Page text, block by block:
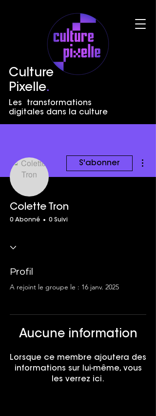
Culture
Pixelle.
Les transformations
digitales dans la culture
S'abonner
Colette Tron
0 Abonné 0 Suivi
Profil
A rejoint le groupe le : 16 janv. 2025
Aucune information
Lorsque ce membre ajoutera des
informations sur lui-même, vous
les verrez ici.